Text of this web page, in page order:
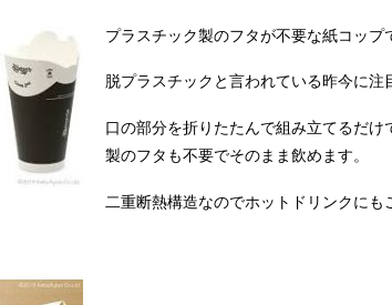
プラスチック製のフタが不要な紙コップ
脱プラスチックと言われている昨今に注
口の部分を折りたたんで組み立てるだけ
製のフタも不要でそのまま飲めます。
二重断熱構造なのでホットドリンクにも